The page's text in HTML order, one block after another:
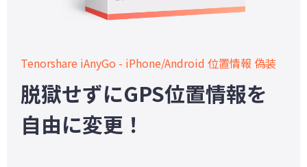
Tenorshare iAnyGo - iPhone/Android 位置情報 偽装
脱獄せずにGPS位置情報を
自由に変更！